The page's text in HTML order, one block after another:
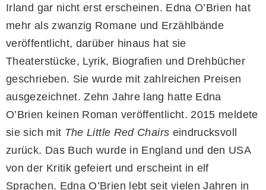
Irland gar nicht erst erscheinen. Edna O’Brien hat
mehr als zwanzig Romane und Erzählbände
veröffentlicht, darüber hinaus hat sie
Theaterstücke, Lyrik, Biografien und Drehbücher
geschrieben. Sie wurde mit zahlreichen Preisen
ausgezeichnet. Zehn Jahre lang hatte Edna
O’Brien keinen Roman veröffentlicht. 2015 meldete
sie sich mit The Little Red Chairs eindrucksvoll
zurück. Das Buch wurde in England und den USA
von der Kritik gefeiert und erscheint in elf
Sprachen. Edna O’Brien lebt seit vielen Jahren in